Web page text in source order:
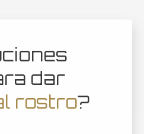
dar
rostro?